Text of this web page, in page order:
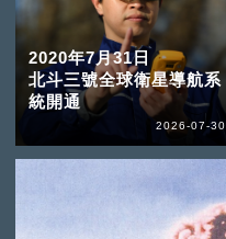
2020年7月31日
北斗三號全球衛星導航系
統開通
2026-07-30